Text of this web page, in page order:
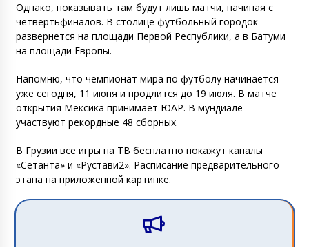
Однако, показывать там будут лишь матчи, начиная с
четвертьфиналов. В столице футбольный городок
развернется на площади Первой Республики, а в Батуми
на площади Европы.
Напомню, что чемпионат мира по футболу начинается
уже сегодня, 11 июня и продлится до 19 июля. В матче
открытия Мексика принимает ЮАР. В мундиале
участвуют рекордные 48 сборных.
В Грузии все игры на ТВ бесплатно покажут каналы
«Сетанта» и «Рустави2». Расписание предварительного
этапа на приложенной картинке.